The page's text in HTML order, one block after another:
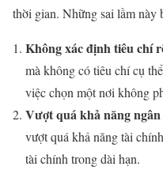
thời gian. Những sai lầm này
Không xác định tiêu chí
mà không có tiêu chí cụ
việc chọn một nơi không
Vượt quá khả năng ngân
vượt quá khả năng tài
tài chính trong dài hạn.